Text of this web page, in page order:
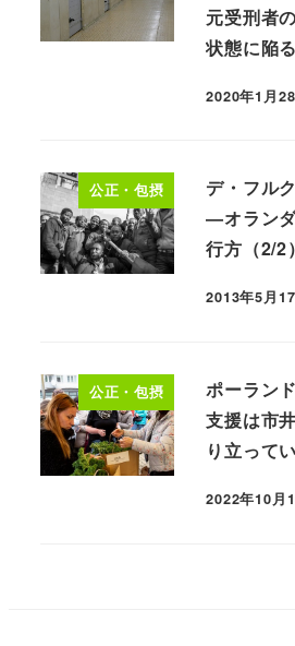
元受刑者
状態に陥
2020年1月
公正・包摂
デ・フル
—オラン
行方（2/2）
2013年5月
公正・包摂
ポーラン
支援は市
り立って
2022年10月